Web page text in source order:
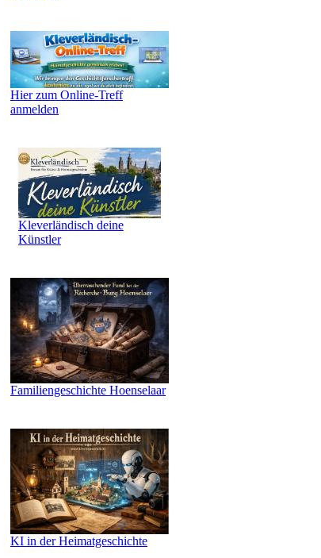
Hier zum Online-Treff
anmelden
Kleverländisch deine
Künstler
Familiengeschichte Hoenselaar
KI in der Heimatgeschichte